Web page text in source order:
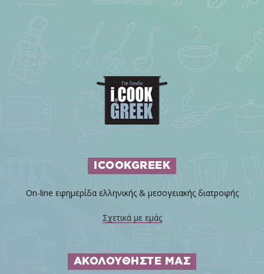
ICOOKGREEK
On-line εφημερίδα ελληνικής & μεσογειακής διατροφής
Σχετικά με εμάς
ΑΚΟΛΟΥΘΗΣΤΕ ΜΑΣ